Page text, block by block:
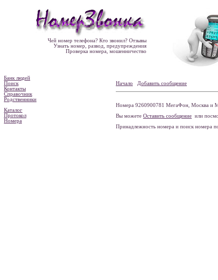
Чей номер телефона? Кто звонил? Отзывы
Узнать номер, развод, предупреждения
Проверка номера, мошенничество
Банк людей
Поиск
Контакты
Справочник
Родственники
Каталог
Протокол
Номера
Начало Добавить сообщение
Номера 9260900781 МегаФон, Москва и
Вы можете Оставить сообщение или
Принадлежность номера и поиск номера